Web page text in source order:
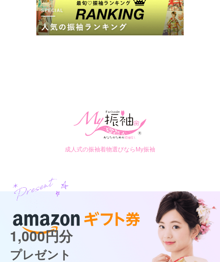
成人式の振袖着物選びならMy振袖
1,000円分
プレゼント